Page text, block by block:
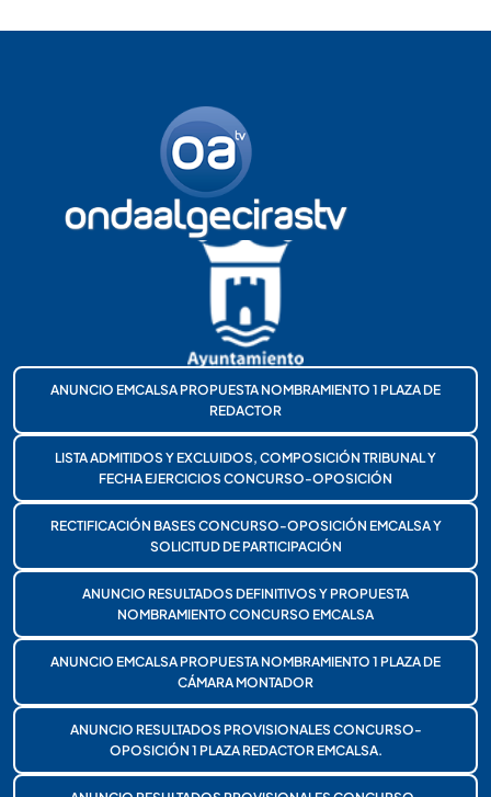
ANUNCIO EMCALSA PROPUESTA NOMBRAMIENTO 1 PLAZA DE
REDACTOR
LISTA ADMITIDOS Y EXCLUIDOS, COMPOSICIÓN TRIBUNAL Y
FECHA EJERCICIOS CONCURSO-OPOSICIÓN
RECTIFICACIÓN BASES CONCURSO-OPOSICIÓN EMCALSA Y
SOLICITUD DE PARTICIPACIÓN
ANUNCIO RESULTADOS DEFINITIVOS Y PROPUESTA
NOMBRAMIENTO CONCURSO EMCALSA
ANUNCIO EMCALSA PROPUESTA NOMBRAMIENTO 1 PLAZA DE
CÁMARA MONTADOR
ANUNCIO RESULTADOS PROVISIONALES CONCURSO-
OPOSICIÓN 1 PLAZA REDACTOR EMCALSA.